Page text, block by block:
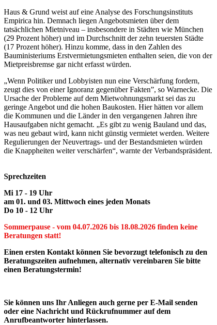
Haus & Grund weist auf eine Analyse des Forschungsinstituts
Empirica hin. Demnach liegen Angebotsmieten über dem
tatsächlichen Mietniveau – insbesondere in Städten wie München
(29 Prozent höher) und im Durchschnitt der zehn teuersten Städte
(17 Prozent höher). Hinzu komme, dass in den Zahlen des
Bauministeriums Erstvermietungsmieten enthalten seien, die von der
Mietpreisbremse gar nicht erfasst würden.
„Wenn Politiker und Lobbyisten nun eine Verschärfung fordern,
zeugt dies von einer Ignoranz gegenüber Fakten”, so Warnecke. Die
Ursache der Probleme auf dem Mietwohnungsmarkt sei das zu
geringe Angebot und die hohen Baukosten. Hier hätten vor allem
die Kommunen und die Länder in den vergangenen Jahren ihre
Hausaufgaben nicht gemacht. „Es gibt zu wenig Bauland und das,
was neu gebaut wird, kann nicht günstig vermietet werden. Weitere
Regulierungen der Neuvertrags- und der Bestandsmieten würden
die Knappheiten weiter verschärfen“, warnte der Verbandspräsident.
Sprechzeiten
Mi 17 - 19 Uhr
am 01. und 03. Mittwoch eines jeden Monats
Do 10 - 12 Uhr
Sommerpause - vom 04.07.2026 bis 18.08.2026 finden keine
Beratungen statt!
Einen ersten Kontakt können Sie bevorzugt telefonisch zu den
Beratungszeiten aufnehmen, alternativ vereinbaren Sie bitte
einen Beratungstermin!
Sie können uns Ihr Anliegen auch gerne per E-Mail senden
oder eine Nachricht und Rückrufnummer auf dem
Anrufbeantworter hinterlassen.